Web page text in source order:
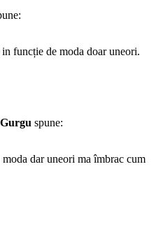
funcție de moda doar uneori.
spune:
dar uneori ma îmbrac cum